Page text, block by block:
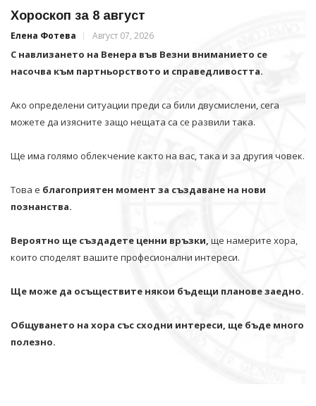
Хороскоп за 8 август
Елена Фотева Август 07, 2026
С навлизането на Венера във Везни вниманието се
насочва към партньорството и справедливостта.
Ако определени ситуации преди са били двусмислени, сега
можете да изясните защо нещата са се развили така.
Ще има голямо облекчение както на вас, така и за другия човек.
Това е благоприятен момент за създаване на нови
познанства.
Вероятно ще създадете ценни връзки, ще намерите хора,
които споделят вашите професионални интереси.
Ще може да осъществите някои бъдещи планове заедно.
Общуването на хора със сходни интереси, ще бъде много
полезно.